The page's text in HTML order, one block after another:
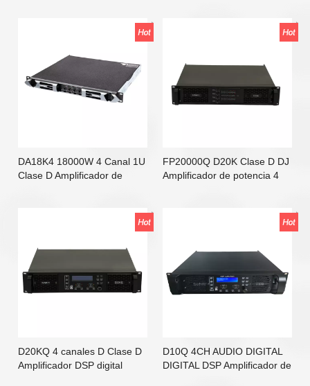
DA18K4 18000W 4 Canal 1U
Clase D Amplificador de
FP20000Q D20K Clase D DJ
Amplificador de potencia 4
D20KQ 4 canales D Clase D
Amplificador DSP digital
D10Q 4CH AUDIO DIGITAL
DIGITAL DSP Amplificador de